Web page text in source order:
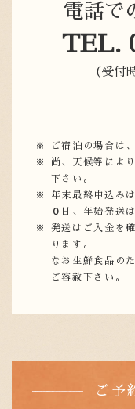
電話で
TEL.
（受付
ご宿泊の場合は
尚、天候等によ
下さい。
年末最終申込みは
０ 日、年始発送は
発送はご入金を
ります。
なお生鮮食品の
ご容赦下さい。
ご予